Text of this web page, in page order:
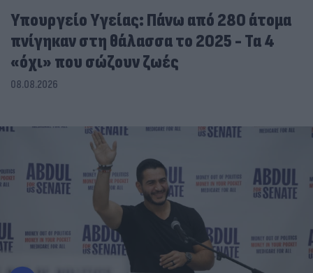
Υπουργείο Υγείας: Πάνω από 280 άτομα
πνίγηκαν στη θάλασσα το 2025 - Τα 4
«όχι» που σώζουν ζωές
08.08.2026